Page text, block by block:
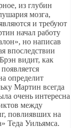
из глубин
мозга,
и требуют
начал работу
но написав
впоследствии
видит, как
определит
Мартин всегда
очень интересна
между
повлиявших на
Теда Уильямса.